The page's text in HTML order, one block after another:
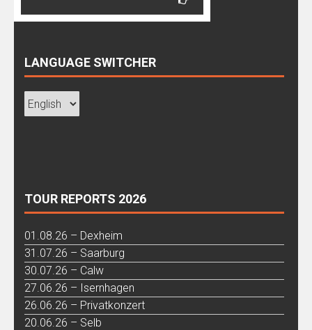
LANGUAGE SWITCHER
TOUR REPORTS 2026
01.08.26 – Dexheim
31.07.26 – Saarburg
30.07.26 – Calw
27.06.26 – Isernhagen
26.06.26 – Privatkonzert
20.06.26 – Selb